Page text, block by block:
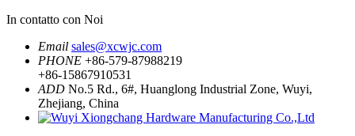
In contatto con Noi
Email sales@xcwjc.com
PHONE +86-579-87988219
+86-15867910531
ADD No.5 Rd., 6#, Huanglong Industrial Zone, Wuyi,
Zhejiang, China